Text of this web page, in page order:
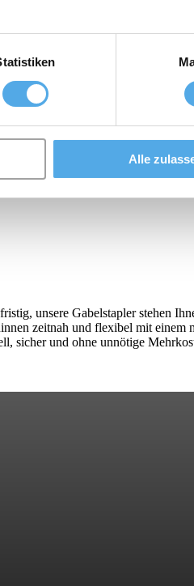
Alle
geprägt durch spürbare
entwickelt. Mit Stolz
mit innovativen Ideen
Gebrauchtstapler,
Teams. Doch was uns wirklich
sind, zum großen Teil
Kommunikation sowohl mit
unsere Gabelstapler stehen
zeitnah und flexibel mit einem
sicher und ohne unnötige